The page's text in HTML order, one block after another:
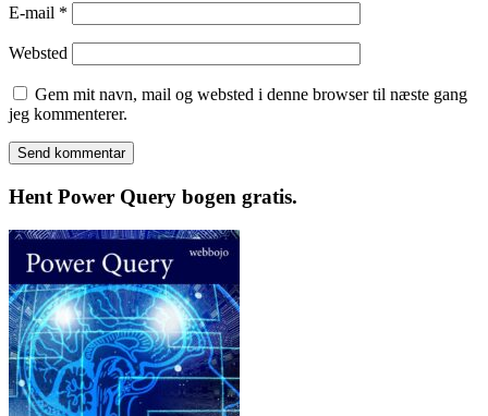
E-mail *
Websted
Gem mit navn, mail og websted i denne browser til næste gang
jeg kommenterer.
Hent Power Query bogen gratis.